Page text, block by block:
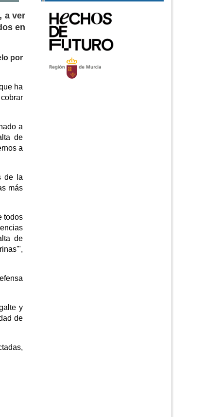
a ver
en
por
ha
a
de
a
de la
más
todos
de
y
de